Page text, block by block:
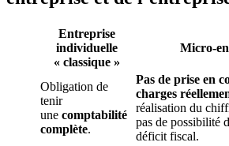
Entreprise
individuelle
« classique »
Micro-
Obligation de
tenir
une comptabilité
complète.
Pas de prise en
charges
réalisation du
pas de possibilité
déficit fiscal.